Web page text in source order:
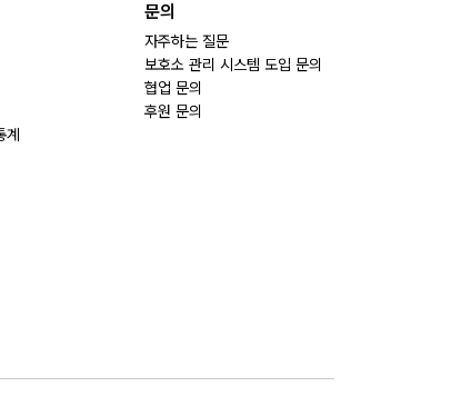
계
문의
자주하는 질문
보호소 관리 시스템 도입 문의
협업 문의
후원 문의